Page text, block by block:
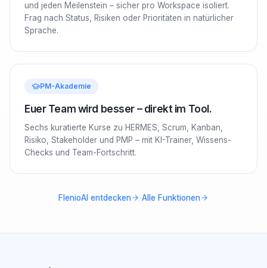
und jeden Meilenstein – sicher pro Workspace isoliert.
Frag nach Status, Risiken oder Prioritäten in natürlicher
Sprache.
PM-Akademie
Euer Team wird besser – direkt im Tool.
Sechs kuratierte Kurse zu HERMES, Scrum, Kanban,
Risiko, Stakeholder und PMP – mit KI-Trainer, Wissens-
Checks und Team-Fortschritt.
FlenioAI entdecken Alle Funktionen